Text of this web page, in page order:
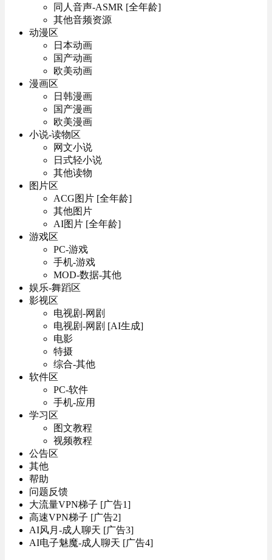
同人音声-ASMR [全年龄]
其他音频资源
动漫区
日本动画
国产动画
欧美动画
漫画区
日韩漫画
国产漫画
欧美漫画
小说-读物区
网文小说
日式轻小说
其他读物
图片区
ACG图片 [全年龄]
其他图片
AI图片 [全年龄]
游戏区
PC-游戏
手机-游戏
MOD-数据-其他
娱乐-舞蹈区
影视区
电视剧-网剧
电视剧-网剧 [AI生成]
电影
特摄
综合-其他
软件区
PC-软件
手机-应用
学习区
图文教程
视频教程
公告区
其他
帮助
问题反馈
大流量VPN梯子 [广告1]
高速VPN梯子 [广告2]
AI风月-成人聊天 [广告3]
AI电子魅魔-成人聊天 [广告4]